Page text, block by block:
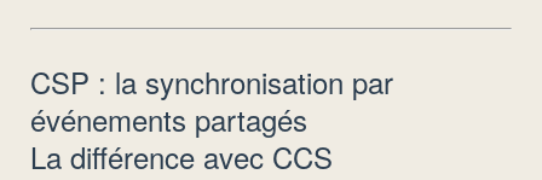
CSP : la synchronisation par
événements partagés
La différence avec CCS